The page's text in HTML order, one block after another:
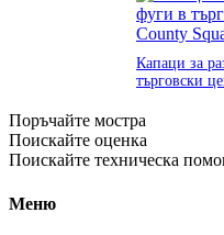
Капаци за
търговски
Поръчайте мостра
Поискайте оценка
Поискайте техническа
Меню